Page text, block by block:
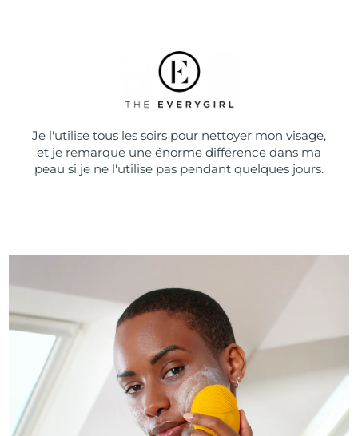
Je l'utilise tous les soirs pour nettoyer mon visage,
et je remarque une énorme différence dans ma
peau si je ne l'utilise pas pendant quelques jours.